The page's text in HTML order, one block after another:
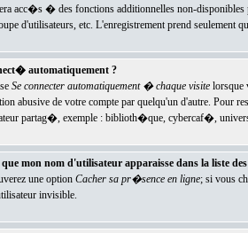
acc�s � des fonctions additionnelles non-
d'utilisateurs, etc. L'enregistrement prend seulement
automatiquement ?
Se connecter automatiquement � chaque visitelorsque
abusive de votre compte par quelqu'un d'autre. Pour
partag�, exemple : biblioth�que, cybercaf�,
mon nom d'utilisateur apparaisse dans la liste
une option Cacher sa pr�sence en ligne; si vous
invisible.